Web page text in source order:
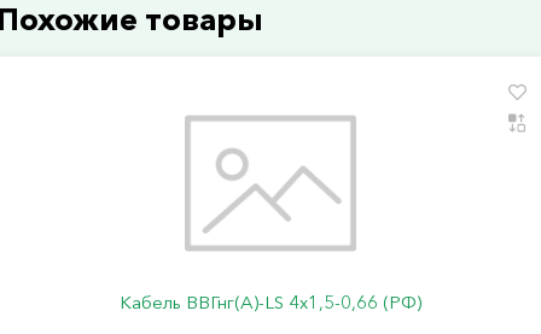
товары
Кабель ВВГнг(А)-LS 4х1,5-0,66 (РФ)